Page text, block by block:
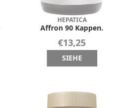
HEPATICA
Affron 90 Kappen.
€13,25
SIEHE